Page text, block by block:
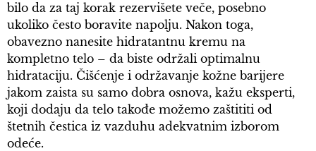
bilo da za taj korak rezervišete veče, posebno
ukoliko često boravite napolju. Nakon toga,
obavezno nanesite hidratantnu kremu na
kompletno telo – da biste održali optimalnu
hidrataciju. Čišćenje i održavanje kožne barijere
jakom zaista su samo dobra osnova, kažu eksperti,
koji dodaju da telo takođe možemo zaštititi od
štetnih čestica iz vazduhu adekvatnim izborom
odeće.